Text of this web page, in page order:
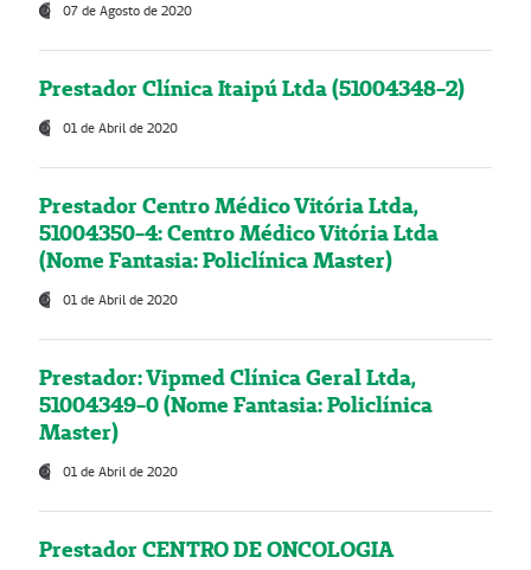
07 de Agosto de 2020
Prestador Clínica Itaipú Ltda (51004348-2)
01 de Abril de 2020
Prestador Centro Médico Vitória Ltda,
51004350-4: Centro Médico Vitória Ltda
(Nome Fantasia: Policlínica Master)
01 de Abril de 2020
Prestador: Vipmed Clínica Geral Ltda,
51004349-0 (Nome Fantasia: Policlínica
Master)
01 de Abril de 2020
Prestador CENTRO DE ONCOLOGIA